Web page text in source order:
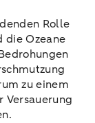
Rolle
die Ozeane
zu einem
Versauerung